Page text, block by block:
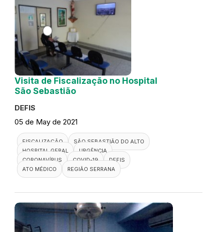
Visita de Fiscalização no Hospital
São Sebastião
DEFIS
05 de May de 2021
FISCALIZAÇÃO
SÃO SEBASTIÃO DO ALTO
HOSPITAL GERAL
URGÊNCIA
CORONAVÍRUS
COVID-19
DEFIS
ATO MÉDICO
REGIÃO SERRANA